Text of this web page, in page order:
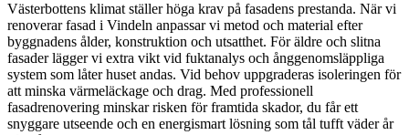
Västerbottens klimat ställer höga krav på fasadens prestanda. När vi
renoverar fasad i Vindeln anpassar vi metod och material efter
byggnadens ålder, konstruktion och utsatthet. För äldre och slitna
fasader lägger vi extra vikt vid fuktanalys och ånggenomsläppliga
system som låter huset andas. Vid behov uppgraderas isoleringen för
att minska värmeläckage och drag. Med professionell
fasadrenovering minskar risken för framtida skador, du får ett
snyggare utseende och en energismart lösning som tål tufft väder år